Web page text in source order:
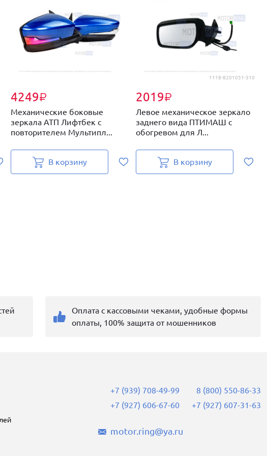
4249₽
Механические боковые
зеркала АТП Лифтбек с
повторителем Мультипл...
В корзину
1118-8201051-310
2019₽
Левое механическое зеркало
заднего вида ПТИМАШ с
обогревом для Л...
В корзину
Оплата с кассовыми чеками, удобные формы
оплаты, 100% защита от мошенников
+7 (939) 708-49-99
+7 (927) 606-67-60
8 (800) 550-86-33
+7 (927) 607-31-63
motor.ring@ya.ru